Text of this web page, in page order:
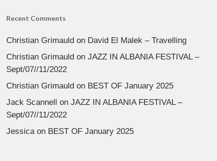
Recent Comments
Christian Grimauld on David El Malek – Travelling
Christian Grimauld onJAZZ IN ALBANIA FESTIVAL –
Sept/07//11/2022
Christian Grimauld on BEST OF January 2025
Jack Scannell onJAZZ IN ALBANIA FESTIVAL –
Sept/07//11/2022
Jessica on BEST OF January 2025